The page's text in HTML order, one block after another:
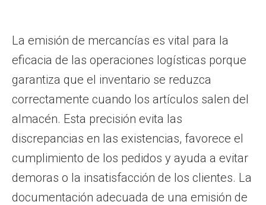
La emisión de mercancías es vital para la
eficacia de las operaciones logísticas porque
garantiza que el inventario se reduzca
correctamente cuando los artículos salen del
almacén. Esta precisión evita las
discrepancias en las existencias, favorece el
cumplimiento de los pedidos y ayuda a evitar
demoras o la insatisfacción de los clientes. La
documentación adecuada de una emisión de